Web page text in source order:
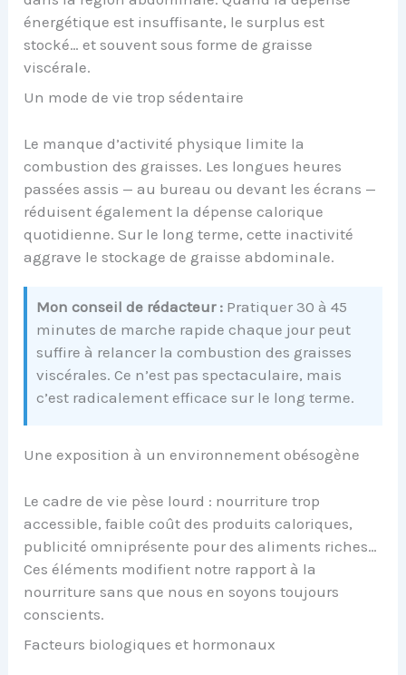
énergétique est insuffisante, le surplus est
stocké… et souvent sous forme de graisse
viscérale.
Un mode de vie trop sédentaire
Le manque d’activité physique limite la
combustion des graisses. Les longues heures
passées assis — au bureau ou devant les écrans —
réduisent également la dépense calorique
quotidienne. Sur le long terme, cette inactivité
aggrave le stockage de graisse abdominale.
Mon conseil de rédacteur : Pratiquer 30 à 45
minutes de marche rapide chaque jour peut
suffire à relancer la combustion des graisses
viscérales. Ce n’est pas spectaculaire, mais
c’est radicalement efficace sur le long terme.
Une exposition à un environnement obésogène
Le cadre de vie pèse lourd : nourriture trop
accessible, faible coût des produits caloriques,
publicité omniprésente pour des aliments riches…
Ces éléments modifient notre rapport à la
nourriture sans que nous en soyons toujours
conscients.
Facteurs biologiques et hormonaux